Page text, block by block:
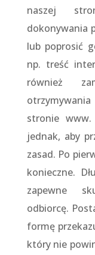
naszej
dokonywania
lub poprosić
np. treść
również
stronie
jednak, aby
zasad. Po
konieczne.
zapewne
odbiorcę.
formę
który nie